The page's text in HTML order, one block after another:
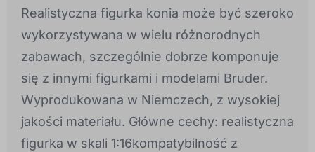
Realistyczna figurka konia może być szeroko
wykorzystywana w wielu różnorodnych
zabawach, szczególnie dobrze komponuje
się z innymi figurkami i modelami Bruder.
Wyprodukowana w Niemczech, z wysokiej
jakości materiału. Główne cechy: realistyczna
figurka w skali 1:16kompatybilność z